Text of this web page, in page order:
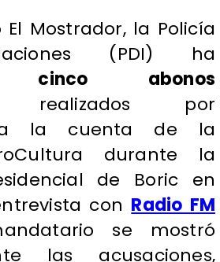
Mostrador, la Policía
(PDI) ha
cinco abonos
realizados por
a la cuenta de la
durante la
de Boric en
con Radio FM
se mostró
las acusaciones,